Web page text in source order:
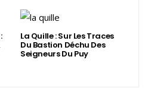
La Quille : Sur Les Traces
Du Bastion Déchu Des
Seigneurs Du Puy